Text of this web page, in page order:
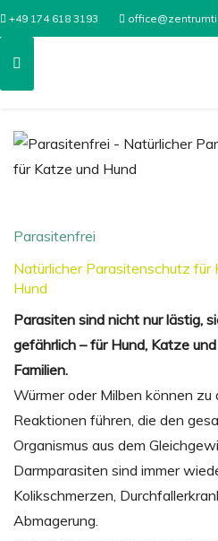
+49 174 618 3193
Parasitenfrei
Natürlicher Parasitenschutz für
Hund
Parasiten sind nicht nur lästig,
gefährlich – für Hund, Katze
Familien.
Würmer oder Milben können zu
Reaktionen führen, die den
Organismus aus dem
Darmparasiten sind immer
Kolikschmerzen,
Abmagerung.